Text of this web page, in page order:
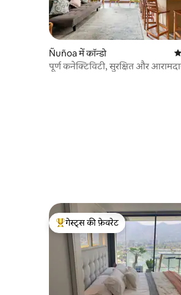
Ñuñoa में कॉन्डो
पूर्ण कनेक्टिविटी, सुरक्षित और
गेस्ट्स का टॉप फ़ेवरेट
गेस्ट्स की फ़ेवरेट